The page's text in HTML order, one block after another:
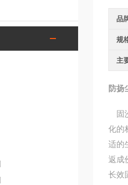
品
规
主
防扬
固
化的
适的
返成
长效